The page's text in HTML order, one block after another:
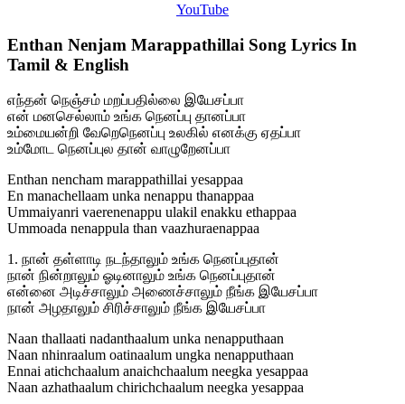
YouTube
Enthan Nenjam Marappathillai Song Lyrics In
Tamil & English
எந்தன் நெஞ்சம் மறப்பதில்லை இயேசப்பா
என் மனசெல்லாம் உங்க நெனப்பு தானப்பா
உம்மையன்றி வேறெநெனப்பு உலகில் எனக்கு ஏதப்பா
உம்மோட நெனப்புல தான் வாழுறேனப்பா
Enthan nencham marappathillai yesappaa
En manachellaam unka nenappu thanappaa
Ummaiyanri vaerenenappu ulakil enakku ethappaa
Ummoada nenappula than vaazhuraenappaa
1. நான் தள்ளாடி நடந்தாலும் உங்க நெனப்புதான்
நான் நின்றாலும் ஓடினாலும் உங்க நெனப்புதான்
என்னை அடிச்சாலும் அணைச்சாலும் நீங்க இயேசப்பா
நான் அழதாலும் சிரிச்சாலும் நீங்க இயேசப்பா
Naan thallaati nadanthaalum unka nenapputhaan
Naan nhinraalum oatinaalum ungka nenapputhaan
Ennai atichchaalum anaichchaalum neegka yesappaa
Naan azhathaalum chirichchaalum neegka yesappaa